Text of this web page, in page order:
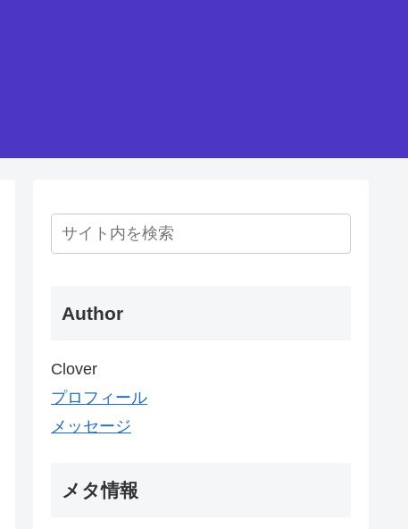
Author
Clover
プロフィール
メッセージ
メタ情報